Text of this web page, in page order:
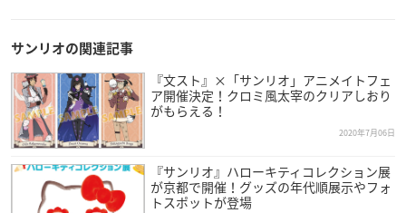
サンリオの関連記事
『文スト』×「サンリオ」アニメイトフェ
ア開催決定！クロミ風太宰のクリアしおり
がもらえる！
2020年7月06日
『サンリオ』ハローキティコレクション展
が京都で開催！グッズの年代順展示やフォ
トスポットが登場